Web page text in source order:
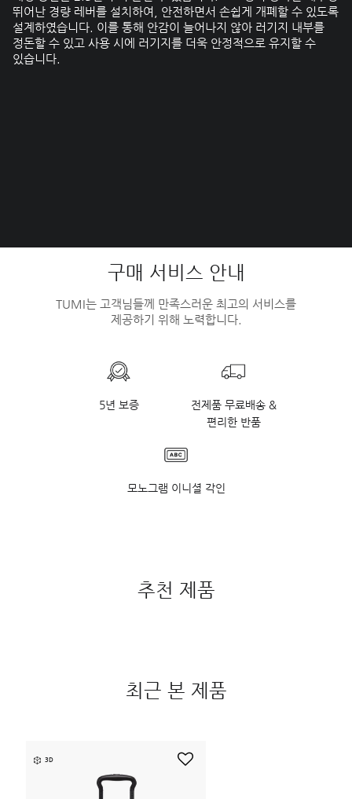
뛰어난 경량 레버를 설치하여, 안전하면서 손쉽게 개폐할 수 있도록
설계하였습니다. 이를 통해 안감이 늘어나지 않아 러기지 내부를
정돈할 수 있고 사용 시에 러기지를 더욱 안정적으로 유지할 수
있습니다.
구매 서비스 안내
TUMI는 고객님들께 만족스러운 최고의 서비스를
제공하기 위해 노력합니다.
5년 보증
전제품 무료배송 &
편리한 반품
모노그램 이니셜 각인
추천 제품
최근 본 제품
3D